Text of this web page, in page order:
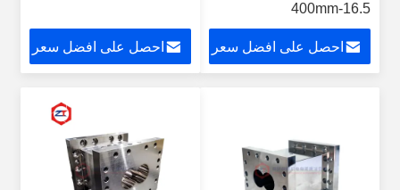
16.5-400mm
احصل على افضل سعر احصل على افضل سعر